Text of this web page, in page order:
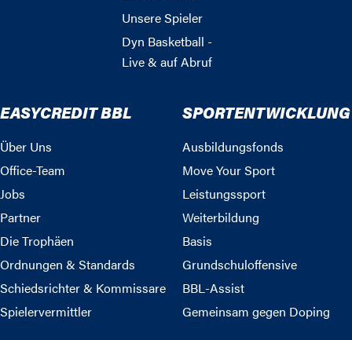
Unsere Spieler
Dyn Basketball -
Live & auf Abruf
EASYCREDIT BBL
Über Uns
Office-Team
Jobs
Partner
Die Trophäen
Ordnungen & Standards
Schiedsrichter & Kommissare
Spielervermittler
SPORTENTWICKLUNG
Ausbildungsfonds
Move Your Sport
Leistungssport
Weiterbildung
Basis
Grundschuloffensive
BBL-Assist
Gemeinsam gegen Doping